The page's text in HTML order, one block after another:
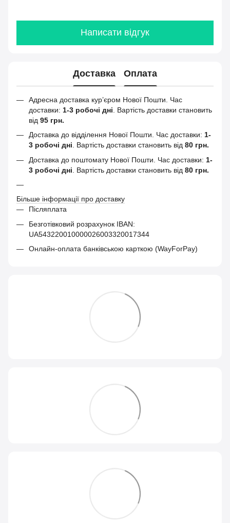
Написати відгук
Доставка Оплата
Адресна доставка кур’єром Нової Пошти.
Час
доставки: 1-3 робочі дні . Вартість доставки становить
від 95 грн.
Доставка до відділення Нової Пошти. Час доставки: 1-
3 робочі дні . Вартість доставки становить від 80 грн.
Доставка до поштомату Нової Пошти. Час доставки: 1-
3 робочі дні . Вартість доставки становить від 80 грн.
Більше інформації про доставку
Післяплата
Безготівковий розрахунок IBAN:
UA543220010000026003320017344
Онлайн-оплата банківською карткою (WayForPay)